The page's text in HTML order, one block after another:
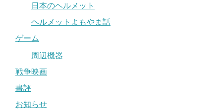
日本のヘルメット
ヘルメットよもやま話
ゲーム
周辺機器
戦争映画
書評
お知らせ